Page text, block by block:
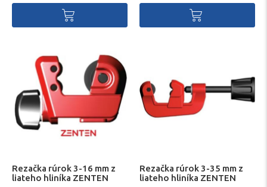
Rezačka rúrok 3-16 mm z
liateho hliníka ZENTEN
Rezačka rúrok 3-35 mm z
liateho hliníka ZENTEN